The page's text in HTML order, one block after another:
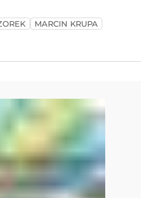
MARCIN KRUPA